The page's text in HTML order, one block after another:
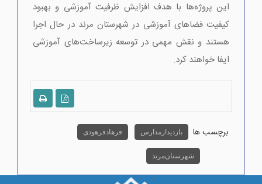
این پروژه‌ها با هدف افزایش ظرفیت آموزشی و بهبود
کیفیت فضاهای آموزشی در شهرستان مرند در حال اجرا
هستند و نقش مهمی در توسعه زیرساخت‌های آموزشی
ایفا خواهند کرد.
برچسب ها بازدید از مدارس فرهاد فرهودی
شهرستان مرند